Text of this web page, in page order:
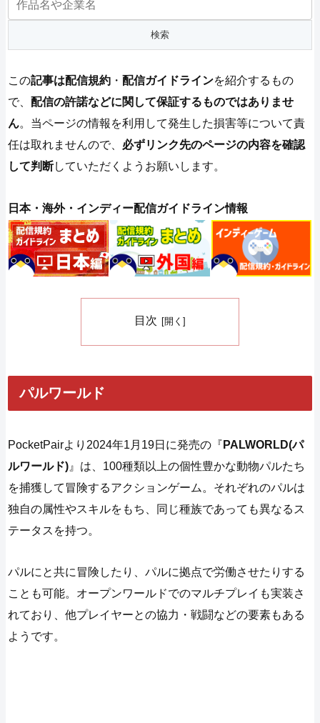
この記事は配信規約 ・配信ガイドラインを紹介するもの
で、配信の許諾などに関して保証するものではありませ
ん。当ページの情報を利用して発生した損害等について責
任は取れませんので、 必ずリンク先のページの内容を確認
して判断していただくようお願いします。
日本・海外・インディー配信ガイドライン情報
目次
パルワールド
PocketPairより2024年1月19日に発売の『 PALWORLD(パ
ルワールド) 』は、100種類以上の個性豊かな動物パルたち
を捕獲して冒険するアクションゲーム。それぞれのパルは
独自の属性やスキルをもち、同じ種族であっても異なるス
テータスを持つ。
パルにと共に冒険したり、パルに拠点で労働させたりする
ことも可能。オープンワールドでのマルチプレイも実装さ
れており、他プレイヤーとの協力・戦闘などの要素もある
ようです。